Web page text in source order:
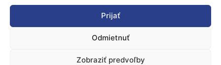
Prijať
Odmietnuť
Zobraziť predvoľby
Zverejnené 20.11.2023, slord